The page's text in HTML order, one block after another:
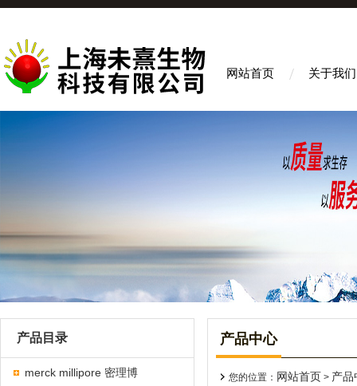
网站首页 关于我们
产品目录
merck millipore 密理博
产品中心
您的位置： 网站首页 > 产品